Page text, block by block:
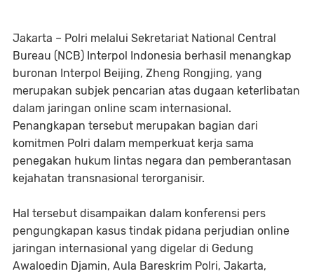
Jakarta – Polri melalui Sekretariat National Central
Bureau (NCB) Interpol Indonesia berhasil menangkap
buronan Interpol Beijing, Zheng Rongjing, yang
merupakan subjek pencarian atas dugaan keterlibatan
dalam jaringan online scam internasional.
Penangkapan tersebut merupakan bagian dari
komitmen Polri dalam memperkuat kerja sama
penegakan hukum lintas negara dan pemberantasan
kejahatan transnasional terorganisir.
Hal tersebut disampaikan dalam konferensi pers
pengungkapan kasus tindak pidana perjudian online
jaringan internasional yang digelar di Gedung
Awaloedin Djamin, Aula Bareskrim Polri, Jakarta,